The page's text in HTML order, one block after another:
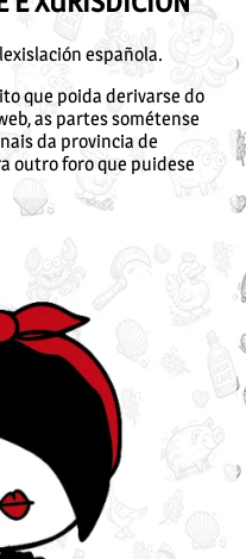
española.
que poida derivarse do
as partes sométense
da provincia de
outro foro que puidese